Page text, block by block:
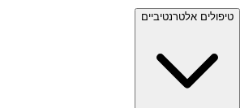
טיפולים אלטרנטיביים